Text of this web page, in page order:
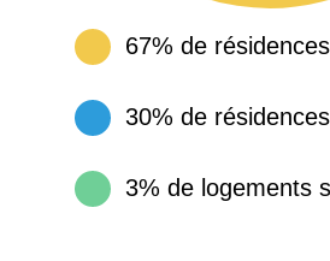
67% de
30% de
3% de logements